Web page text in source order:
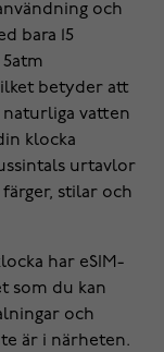
och
bara 15
betyder att
vatten
klocka
urtavlor
stilar och
har eSIM-
som du kan
och
är i närheten.